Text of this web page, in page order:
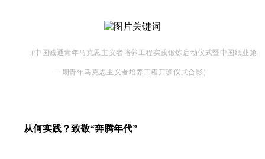
（中国诚通青年马克思主义者培养工程实践锻炼启动仪式暨中国纸业第
一期青年马克思主义者培养工程开班仪式合影）
从何实践？致敬“奔腾年代”